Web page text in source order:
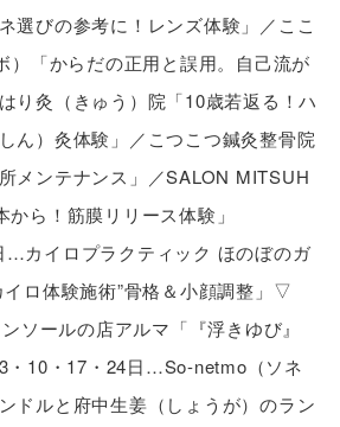
選びの参考に！レンズ体験」／ここ
）「からだの正用と誤用。自己流が
り灸（きゅう）院「10歳若返る！ハ
ん）灸体験」／こつこつ鍼灸整骨院
メンテナンス」／SALON MITSUH
ら！筋膜リリース体験」
…カイロプラクティック ほのぼのガ
イロ体験施術”骨格＆小顔調整」▽
ソールの店アルマ「『浮きゆび』
10・17・24日…So-netmo（ソネ
ドルと府中生姜（しょうが）のラン